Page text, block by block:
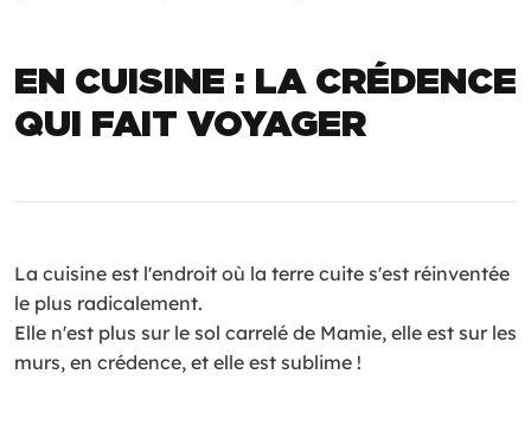
EN CUISINE : LA CRÉDENCE
QUI FAIT VOYAGER
La cuisine est l'endroit où la terre cuite s'est réinventée
le plus radicalement.
Elle n'est plus sur le sol carrelé de Mamie, elle est sur les
murs, en crédence, et elle est sublime !